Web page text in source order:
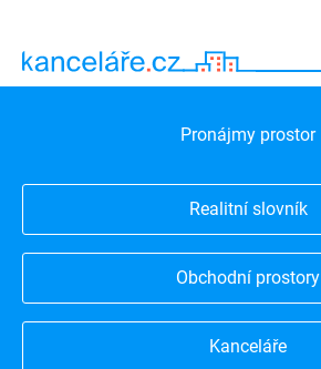
Pronájmy prostor
Realitní slovník
Obchodní prostory
Kanceláře